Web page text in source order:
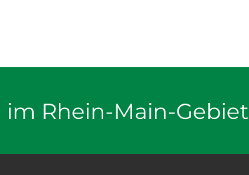
Rhein-Main-Gebiet